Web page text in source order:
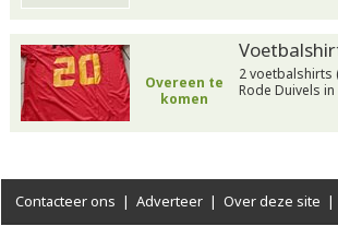
Overeen te
komen
2 voetbalshirts
Rode Duivels
Contacteer ons | Adverteer | Over deze site |